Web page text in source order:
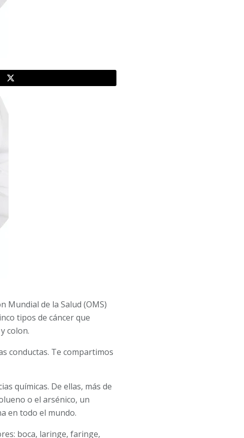
Mundial de la Salud (OMS)
tipos de cáncer que
colon.
conductas. Te compartimos
químicas. De ellas, más de
o el arsénico, un
en todo el mundo.
boca, laringe, faringe,